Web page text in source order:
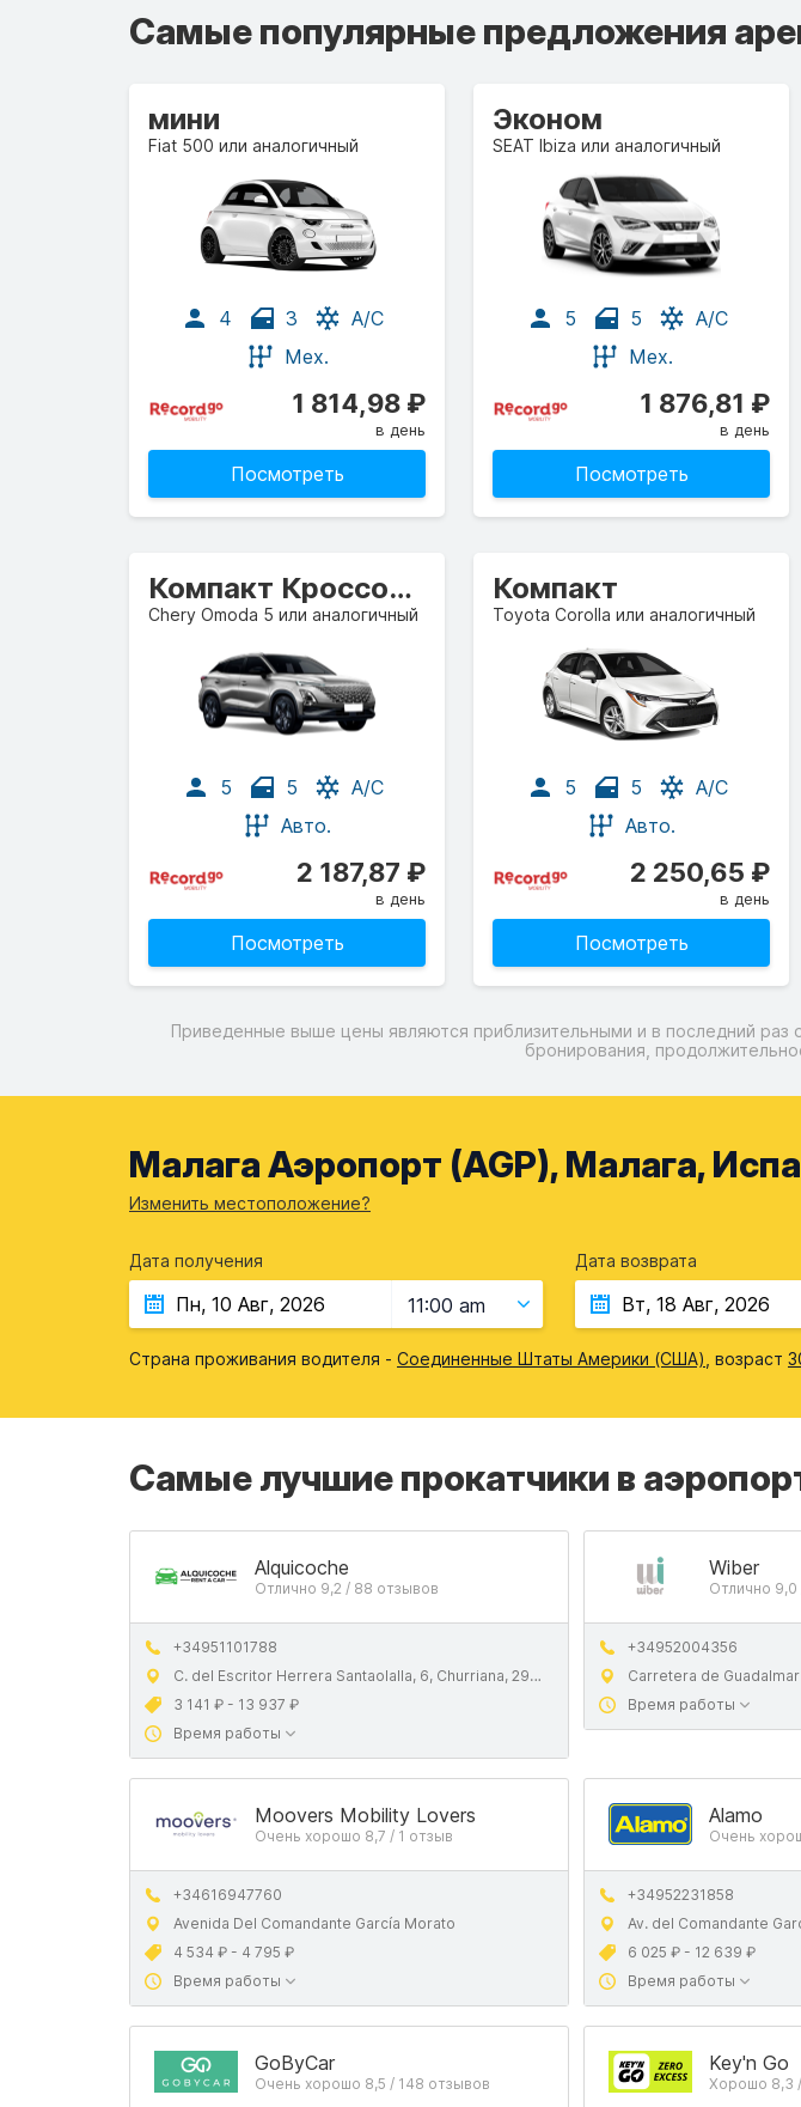
Самые популярные предложения
мини
Fiat 500 или аналогичный
4 3
A/C
Мех.
1 814,98 ₽
в день
Посмотреть
Эконом
SEAT Ibiza или аналогичный
5 5
A/C
Мех.
1 876,81 ₽
в день
Посмотреть
Компакт Кроссовер
Chery Omoda 5 или аналогичный
5 5
A/C
Авто.
2 187,87 ₽
в день
Посмотреть
Компакт
Toyota Corolla или аналогичный
5 5
A/C
Авто.
2 250,65 ₽
в день
Посмотреть
Приведенные выше цены являются приблизительными и в последний раз
бронирования,
Малага Аэропорт (AGP), Малага,
Изменить местоположение?
Дата получения
11:00 am
Дата возврата
Страна проживания водителя - Соединенные Штаты Америки (США) , возраст
Самые лучшие прокатчики в
Alquicoche
Отлично 9,2 / 88 отзывов
+34951101788
C. del Escritor Herrera Santaolalla, 6, Churriana, 29140 Málaga, Spain
3 141 ₽ - 13 937 ₽
Время работы
Wiber
Отлично 9,0
+34952004356
Carretera de
Время работы
Moovers Mobility Lovers
Очень хорошо 8,7 / 1 отзыв
+34616947760
Avenida Del Comandante García Morato
4 534 ₽ - 4 795 ₽
Время работы
Alamo
Очень
+34952231858
Av. del Comandante
6 025 ₽ - 12 639 ₽
Время работы
GoByCar
Очень хорошо 8,5 / 148 отзывов
Key'n Go
Хорошо 8,3